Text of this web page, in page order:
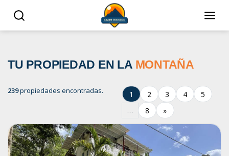
TU PROPIEDAD EN LA MONTAÑA
239propiedades encontradas. 1 2 3 4 5
… 8 »